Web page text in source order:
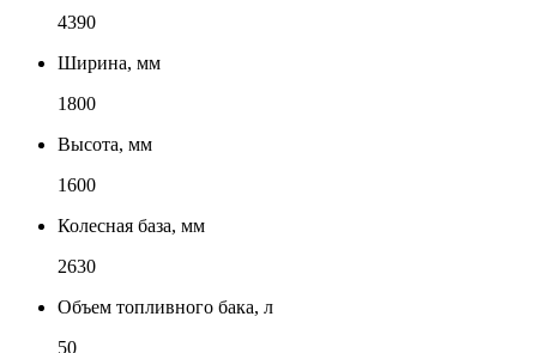
4390
Ширина, мм
1800
Высота, мм
1600
Колесная база, мм
2630
Объем топливного бака, л
50